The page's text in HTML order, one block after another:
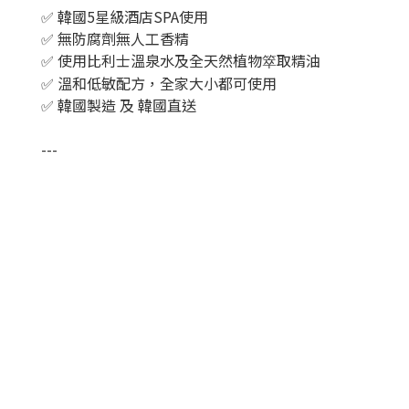
✅ 韓國5星級酒店SPA使用
✅ 無防腐劑無人工香精
✅ 使用比利士溫泉水及全天然植物箤取精油
✅ 溫和低敏配方，全家大小都可使用
✅ 韓國製造 及 韓國直送
---